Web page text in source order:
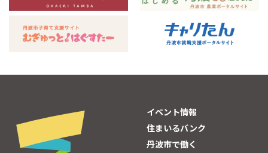
イベント情報
住まいるバンク
丹波市で働く